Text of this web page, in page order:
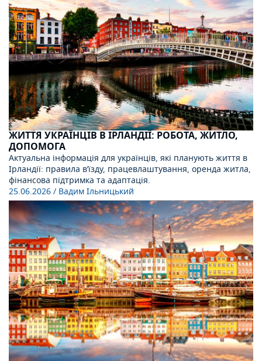
ЖИТТЯ УКРАЇНЦІВ В ІРЛАНДІЇ: РОБОТА, ЖИТЛО,
ДОПОМОГА
Актуальна інформація для українців, які планують життя в
Ірландії: правила в’їзду, працевлаштування, оренда житла,
фінансова підтримка та адаптація.
25.06.2026/ Вадим Ільницький